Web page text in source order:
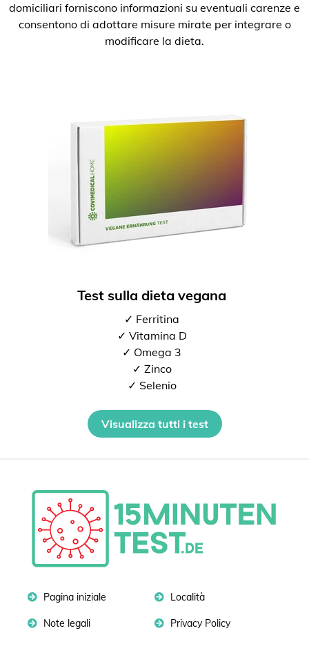
domiciliari forniscono informazioni su eventuali carenze e
consentono di adottare misure mirate per integrare o
modificare la dieta.
Test sulla dieta vegana
✓ Ferritina
✓ Vitamina D
✓ Omega 3
✓ Zinco
✓ Selenio
Visualizza tutti i test
Pagina iniziale Località
Note legali Privacy Policy